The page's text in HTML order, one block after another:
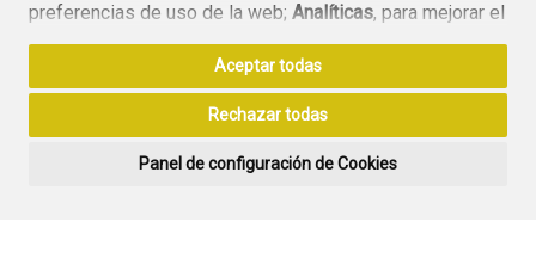
preferencias de uso de la web; Analíticas, para mejorar el
funcionamiento de la web y sus servicios.
Si acepta pulsando el botón“Aceptar todas”
consideramos que acepta su uso. Si pulsa el botón
ninguna acción, se guardarán las cookies técnicas
Aceptar todas
Rechazar todas
Panel de configuración de Cookies